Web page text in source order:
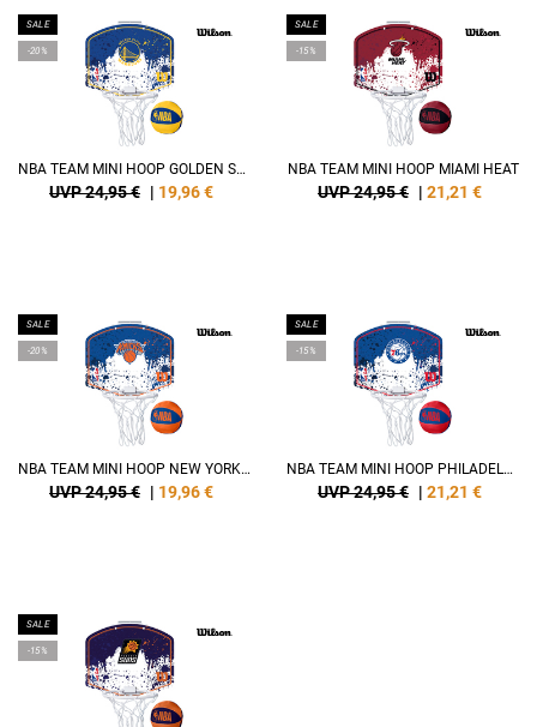
SALE
-20%
NBA TEAM MINI HOOP GOLDEN STATE WARRIORS
UVP 24,95 € | 19,96€
SALE
-15%
NBA TEAM MINI HOOP MIAMI HEAT
UVP 24,95 € | 21,21 €
SALE
-20%
NBA TEAM MINI HOOP NEW YORK KNICKS
UVP 24,95 € | 19,96€
SALE
-15%
NBA TEAM MINI HOOP PHILADELPHIA 76ERS
UVP 24,95 € | 21,21 €
SALE
-15%